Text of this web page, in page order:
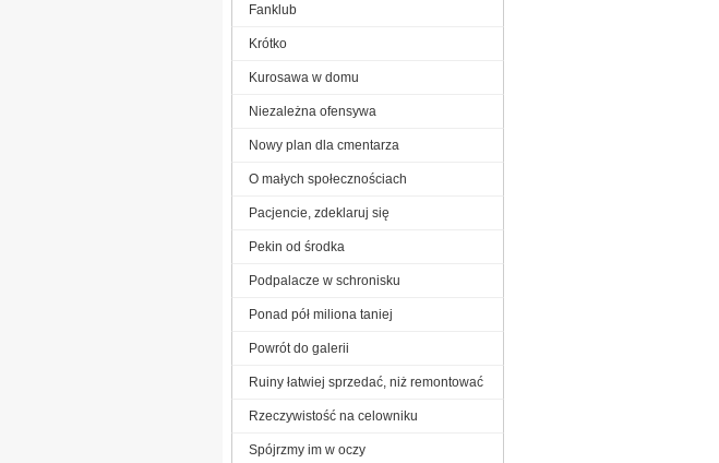
Fanklub
Krótko
Kurosawa w domu
Niezależna ofensywa
Nowy plan dla cmentarza
O małych społecznościach
Pacjencie, zdeklaruj się
Pekin od środka
Podpalacze w schronisku
Ponad pół miliona taniej
Powrót do galerii
Ruiny łatwiej sprzedać, niż remontować
Rzeczywistość na celowniku
Spójrzmy im w oczy